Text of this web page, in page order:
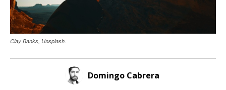
Clay Banks, Unsplash.
Domingo Cabrera